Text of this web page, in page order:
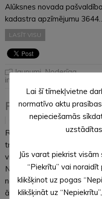
Alūksnes novada
kadastra apzīmējumu 3644…
LASĪT VISU
Jaunumi,Noderīga
informācija
Rally Aluksne
18.01.2018
Rallija ātrumposmu karte
trasi tikai pēc trases
viens otru, sekosim
Nepiesārņosim apkārtējo
nopērkamas –
ātrumposma. Bērniem līdz
Lai šī tīmekļvietne
normatīvo aktu
nepieciešamās
Jūs varat piekrist
“Piekrītu” vai
klikšķinot uz pogas
klikšķināt uz